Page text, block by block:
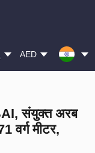
AED
संयुक्त अरब
वर्ग मीटर,